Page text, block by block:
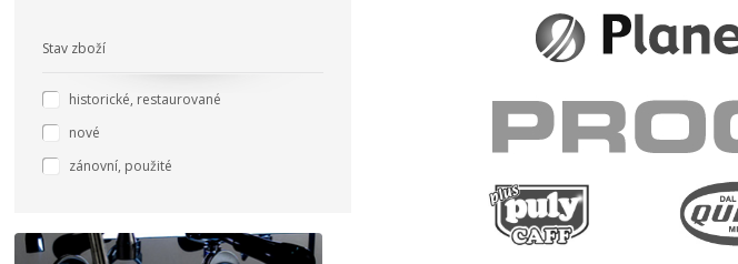
Stav zboží
historické, restaurované
nové
zánovní, použité